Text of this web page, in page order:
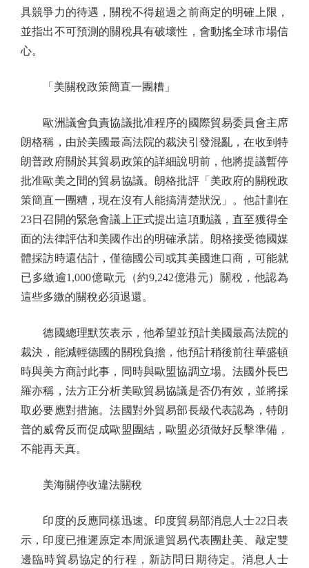
具競爭力的待遇，關稅不得超過之前商定的明確上限，
並指出不可預測的關稅具有破壞性，會動搖全球市場信
心。
「美關稅政策簡直一團糟」
歐洲議會負責協議批准程序的國際貿易委員會主席
朗格稱，由於美國最高法院的裁決引發混亂，在收到特
朗普政府關於其貿易政策的詳細說明前，他將提議暫停
批准歐美之間的貿易協議。朗格批評「美政府的關稅政
策簡直一團糟，現在沒有人能搞清楚狀況」。他計劃在
23日召開的緊急會議上正式提出這項動議，直至獲得全
面的法律評估和美國作出的明確承諾。朗格接受德國媒
體採訪時還估計，僅德國公司或其美國進口商，可能就
已多繳逾1,000億歐元（約9,242億港元）關稅，他認為
這些多繳的關稅必須退還。
德國總理默茨表示，他希望並預計美國最高法院的
裁決，能減輕德國的關稅負擔，他預計稍後前往華盛頓
時與美方商討此事，同時與歐盟協調立場。法國外長巴
羅亦稱，法方正分析美歐貿易協議是否仍有效，並將採
取必要應對措施。法國對外貿易部長級代表認為，特朗
普的威脅反而促成歐盟團結，歐盟必須做好反擊準備，
不能再天真。
美海關停收違法關稅
印度的反應同樣迅速。印度貿易部消息人士22日表
示，印度已推遲原定本周派遣貿易代表團赴美、敲定雙
邊臨時貿易協定的行程，新訪問日期待定。消息人士